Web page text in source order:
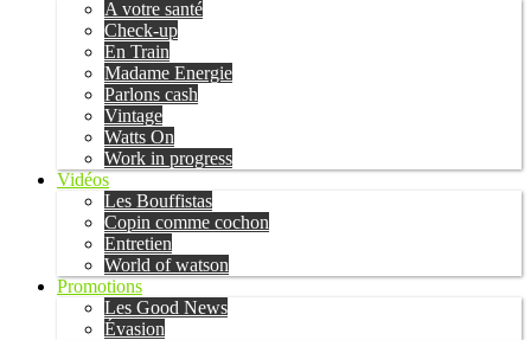
A votre santé
Check-up
En Train
Madame Energie
Parlons cash
Vintage
Watts On
Work in progress
Vidéos
Les Bouffistas
Copin comme cochon
Entretien
World of watson
Promotions
Les Good News
Évasion